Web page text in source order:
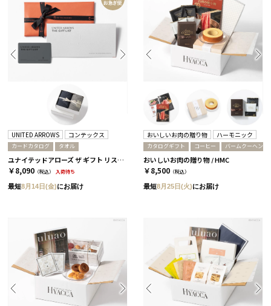
UNITED ARROWS コンテックス
カードカタログ タオル
ユナイテッドアローズ ザ ギフト リスト / TP-CARD
￥8,090 （税込） 入荷待ち
最短8月14日(金)にお届け
おいしいお肉の贈り物 ハーモニック
カタログギフト コーヒー バームクーヘン
おいしいお肉の贈り物 / HMC
￥8,500 （税込）
最短8月25日(火)にお届け